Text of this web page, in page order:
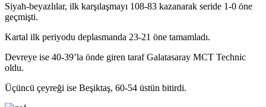
Siyah-beyazlılar, ilk karşılaşmayı 108-83 kazanarak seride 1-0 öne
geçmişti.
Kartal ilk periyodu deplasmanda 23-21 öne tamamladı.
Devreye ise 40-39’la önde giren taraf Galatasaray MCT Technic
oldu.
Üçüncü çeyreği ise Beşiktaş, 60-54 üstün bitirdi.